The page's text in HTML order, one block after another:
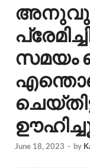
സമയം
June 18, 2023 - by